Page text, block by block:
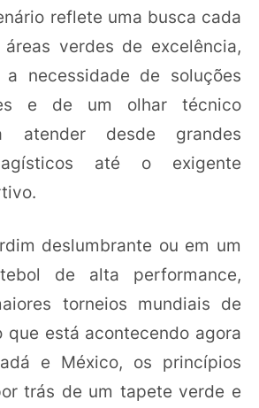
reflete uma busca cada
verdes de excelência,
a necessidade de soluções
e de um olhar técnico
atender desde grandes
até o exigente
deslumbrante ou em um
de alta performance,
torneios mundiais de
que está acontecendo agora
e México, os princípios
trás de um tapete verde e